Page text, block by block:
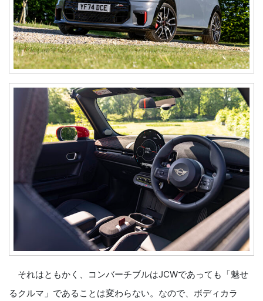
それはともかく、コンバーチブルはJCWであっても「魅せ
るクルマ」であることは変わらない。なので、ボディカラ